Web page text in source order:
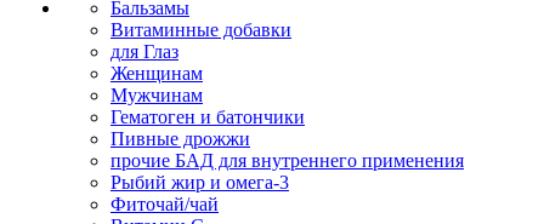
Бальзамы
Витаминные добавки
для Глаз
Женщинам
Мужчинам
Гематоген и батончики
Пивные дрожжи
прочие БАД для внутреннего применения
Рыбий жир и омега-3
Фиточай/чай